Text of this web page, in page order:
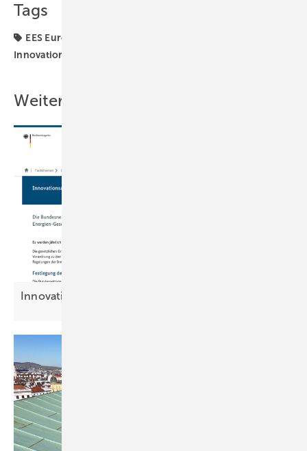
Tags
EES Europe
Innovationsausschreibung
Weitere Inhalte
Innovationsausschreibung stark